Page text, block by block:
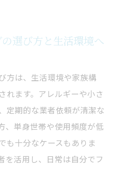
選び方と生活環境へ
方は、生活環境や家族構
れます。アレルギーや小さ
定期的な業者依頼が清潔な
、単身世帯や使用頻度が低
も十分なケースもありま
を活用し、日常は自分でフ